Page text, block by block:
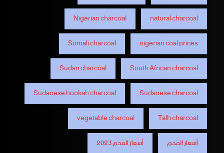
natural charcoal
Nigerian charcoal
nigerian coal prices
Somali charcoal
South African charcoal
Sudan charcoal
Sudanese charcoal
Sudanese hookah charcoal
Talh charcoal
vegetable charcoal
أسعار الفحم
أسعار الفحم 2023